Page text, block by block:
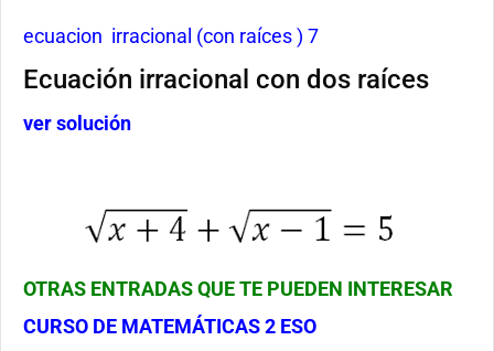
ecuacion irracional (con raíces ) 7
Ecuación irracional con dos raíces
ver solución
OTRAS ENTRADAS QUE TE PUEDEN INTERESAR
CURSO DE MATEMÁTICAS 2 ESO